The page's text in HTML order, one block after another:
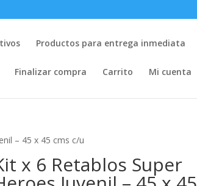
Productos para entrega inmediata
Finalizar compra Carrito Mi cuenta
– 45 x 45 cms c/u
x 6 Retablos Super